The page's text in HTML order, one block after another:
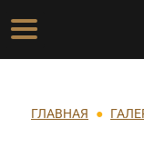
Перейти к
Основная
Строка
ГЛАВНАЯ